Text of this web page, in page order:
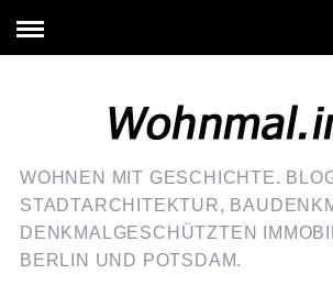
WOHNEN MIT GESCHICHTE.
STADTARCHITEKTUR,
DENKMALGESCHÜTZTEN
BERLIN UND POTSDAM.